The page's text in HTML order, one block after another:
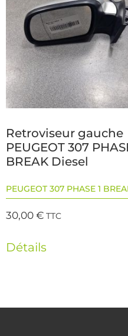
Retroviseur gauche
PEUGEOT 307
BREAK Diesel
PEUGEOT 307 PHASE 1
30,00€ TTC
Détails